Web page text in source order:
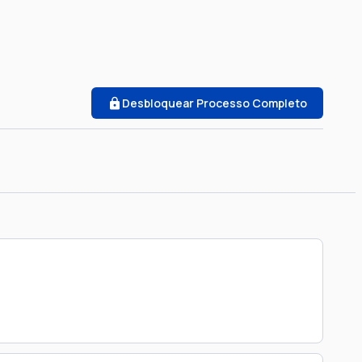
Desbloquear Processo Completo